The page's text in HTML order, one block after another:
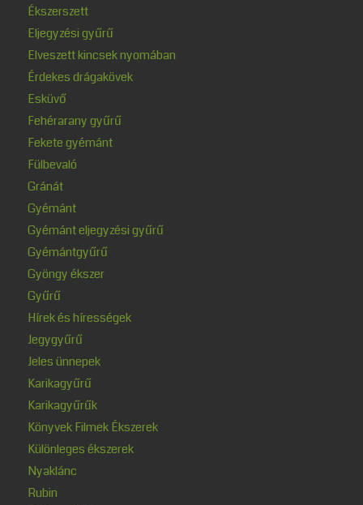
Ékszerszett
Eljegyzési gyűrű
Elveszett kincsek nyomában
Érdekes drágakövek
Esküvő
Fehérarany gyűrű
Fekete gyémánt
Fülbevaló
Gránát
Gyémánt
Gyémánt eljegyzési gyűrű
Gyémántgyűrű
Gyöngy ékszer
Gyűrű
Hírek és hírességek
Jegygyűrű
Jeles ünnepek
Karikagyűrű
Karikagyűrűk
Könyvek Filmek Ékszerek
Különleges ékszerek
Nyaklánc
Rubin